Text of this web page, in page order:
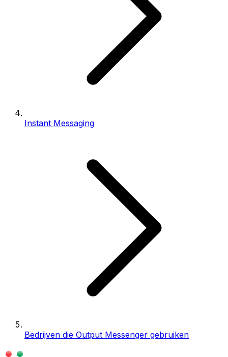
Instant Messaging
Bedrijven die Output Messenger gebruiken